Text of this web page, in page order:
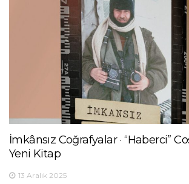
İmkânsız Coğrafyalar · “Haberci”
Yeni Kitap
13 Aralık 2025